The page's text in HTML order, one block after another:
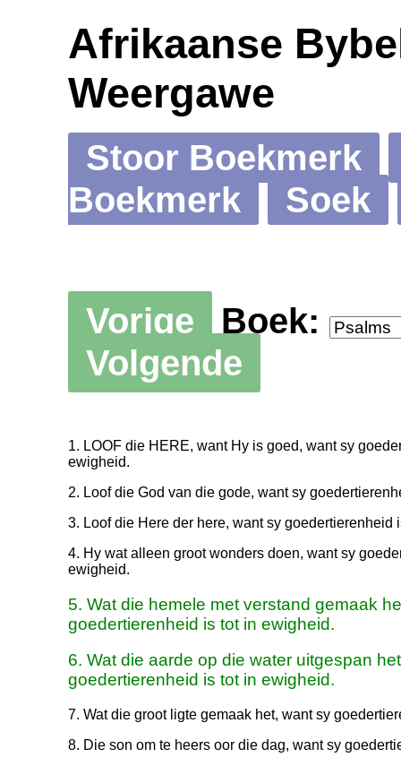
Afrikaanse
Weergawe
Stoor Boekmerk
Boekmerk
Soek
Vorige
Boek:
Volgende
1. LOOF die HERE, want Hy is goed, want sy
ewigheid.
2. Loof die God van die gode, want sy
3. Loof die Here der here, want sy goedertierenheid
4. Hy wat alleen groot wonders doen, want sy
ewigheid.
5. Wat die hemele met verstand gemaak
goedertierenheid is tot in ewigheid.
6. Wat die aarde op die water uitgespan
goedertierenheid is tot in ewigheid.
7. Wat die groot ligte gemaak het, want sy
8. Die son om te heers oor die dag, want sy